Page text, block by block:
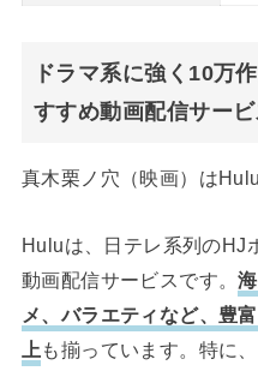
ドラマ系に強く10万
すすめ動画配信サービ
真木栗ノ穴（映画）は
Huluは、日テレ系列のHJ
動画配信サービスです。
メ、バラエティなど、豊
上 も揃っています。特に